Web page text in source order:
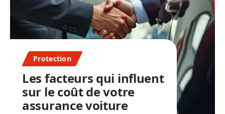
Protection
Les facteurs qui influent
sur le coût de votre
assurance voiture